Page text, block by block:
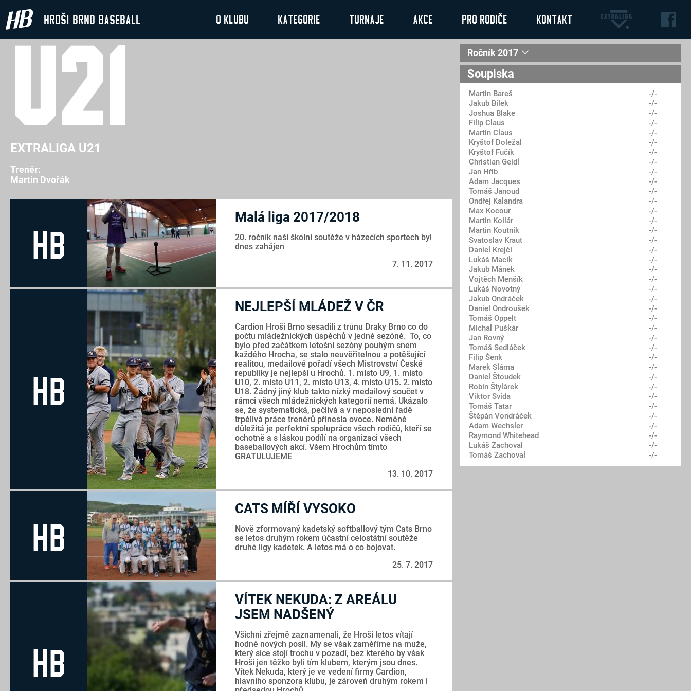
Hroši Brno Baseball O klubu Kategorie Turnaje Akce Pro rodiče Kontakt
U21
EXTRALIGA U21
Trenér:
Martin Dvořák
HB
Malá liga 2017/2018
20. ročník naší školní soutěže v házecích sportech byl
dnes zahájen
7. 11. 2017
HB
NEJLEPŠÍ MLÁDEŽ V ČR
Cardion Hroši Brno sesadili z trůnu Draky Brno co do
počtu mládežnických úspěchů v jedné sezóně. To, co
bylo před začátkem letošní sezóny pouhým snem
každého Hrocha, se stalo neuvěřitelnou a potěšující
realitou, medailové pořadí všech Mistrovství České
republiky je nejlepší u Hrochů. 1. místo U9, 1. místo
U10, 2. místo U11, 2. místo U13, 4. místo U15. 2. místo
U18. Žádný jiný klub takto nízký medailový součet v
rámci všech mládežnických kategorií nemá. Ukázalo
se, že systematická, pečlivá a v neposlední řadě
trpělivá práce trenérů přinesla ovoce. Neméně
důležitá je perfektní spolupráce všech rodičů, kteří se
ochotně a s láskou podílí na organizaci všech
baseballových akcí. Všem Hrochům tímto
GRATULUJEME
13. 10. 2017
HB
CATS MÍŘÍ VYSOKO
Nově zformovaný kadetský softballový tým Cats Brno
se letos druhým rokem účastní celostátní soutěže
druhé ligy kadetek. A letos má o co bojovat.
25. 7. 2017
HB
VÍTEK NEKUDA: Z AREÁLU
JSEM NADŠENÝ
Všichni zřejmě zaznamenali, že Hroši letos vítají
hodně nových posil. My se však zaměříme na muže,
který sice stojí trochu v pozadí, bez kterého by však
Hroši jen těžko byli tím klubem, kterým jsou dnes.
Vítek Nekuda, který je ve vedení firmy Cardion,
hlavního sponzora klubu, je zároveň druhým rokem i
Ročník 2017
2022
2021
2020
2019
2018
2017
Soupiska
Martin Bareš
-/-
Jakub Bílek
-/-
Joshua Blake
-/-
Filip Claus
-/-
Martin Claus
-/-
Kryštof Doležal
-/-
Kryštof Fučík
-/-
Christian Geidl
-/-
Jan Hřib
-/-
Adam Jacques
-/-
Tomáš Janoud
-/-
Ondřej Kalandra
-/-
Max Kocour
-/-
Martin Kollár
-/-
Martin Koutník
-/-
Svatoslav Kraut
-/-
Daniel Krejčí
-/-
Lukáš Macík
-/-
Jakub Mánek
-/-
Vojtěch Menšík
-/-
Lukáš Novotný
-/-
Jakub Ondráček
-/-
Daniel Ondroušek
-/-
Tomáš Oppelt
-/-
Michal Puškár
-/-
Jan Rovný
-/-
Tomáš Sedláček
-/-
Filip Šenk
-/-
Marek Sláma
-/-
Daniel Štoudek
-/-
Robin Štylárek
-/-
Viktor Svída
-/-
Tomáš Tatar
-/-
Štěpán Vondráček
-/-
Adam Wechsler
-/-
Raymond Whitehead
-/-
Lukáš Zachoval
-/-
Tomáš Zachoval
-/-